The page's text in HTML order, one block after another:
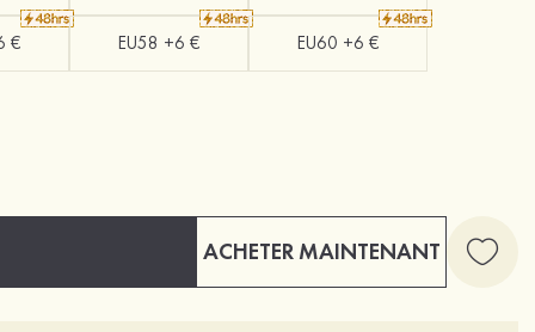
€ EU58 +6 € EU60 +6 €
ACHETER MAINTENANT